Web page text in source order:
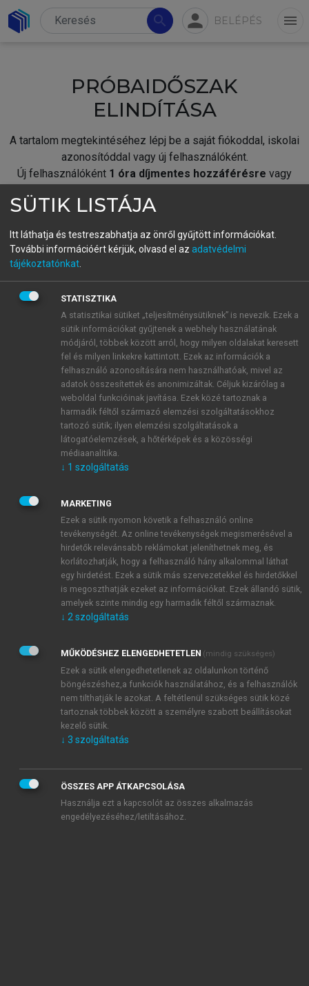
search person BELÉPÉS menu
PRÓBAIDŐSZAK
ELINDÍTÁSA
A tartalom megtekintéséhez lépj be a saját fiókoddal, iskolai
azonosítóddal vagy új felhasználóként.
Új felhasználóként 1 óra díjmentes hozzáférésre vagy
fiókoddal,vagy hozz létre új fiókot.
A regisztráció után apróbaidőszakautomatikusan
BELÉPÉS SAJÁT FIÓKKAL
ÚJ FIÓK LÉTREHOZÁSA
1 óra díjmentes hozzáférés
E-MAIL-CÍM
JELSZÓ
JELSZÓ ÚJRA
Kérek értesítést a MeRSZ újdonságairól, akcióiról.
Kérek értesítést az Akadémiai Kiadó Zrt. újdonságairól,
Adatkezelési tájékoztatóbanfoglaltakat tudomásul
veszem és elfogadom.
Általános vásárlási feltételeket, valamint a szotar.netés a
mersz.huoldalak licencszerződéseiben foglaltakat
tudomásul veszem és elfogadom.
KIPRÓBÁLOM
SÜTIK LISTÁJA
Itt láthatja és testreszabhatja az önről gyűjtött információkat.
További információért kérjük, olvasd el az adatvédelmi
tájékoztatónkat
STATISZTIKA
A statisztikai sütiket „teljesítménysütiknek” is nevezik. Ezek a
sütik információkat gyűjtenek a webhely használatának
módjáról, többek között arról, hogy milyen oldalakat keresett
fel és milyen linkekre kattintott. Ezek az információk a
felhasználó azonosítására nem használhatóak, mivel az
adatok összesítettek és anonimizáltak. Céljuk kizárólag a
weboldal funkcióinak javítása. Ezek közé tartoznak a
harmadik féltől származó elemzési szolgáltatásokhoz
tartozó sütik; ilyen elemzési szolgáltatások a
látogatóelemzések, a hőtérképek és a közösségi
médiaanalitika.
↓ 1 szolgáltatás
MARKETING
Ezek a sütik nyomon követik a felhasználó online
tevékenységét. Az online tevékenységek megismerésével a
hirdetők relevánsabb reklámokat jeleníthetnek meg, és
korlátozhatják, hogy a felhasználó hány alkalommal láthat
egy hirdetést. Ezek a sütik más szervezetekkel és hirdetőkkel
is megoszthatják ezeket az információkat. Ezek állandó sütik,
amelyek szinte mindig egy harmadik féltől származnak.
↓ 2 szolgáltatás
MŰKÖDÉSHEZ ELENGEDHETETLEN (mindig szükséges)
Ezek a sütik elengedhetetlenek az oldalunkon történő
böngészéshez,a funkciók használatához, és a felhasználók
nem tilthatják le azokat. A feltétlenül szükséges sütik közé
tartoznak többek között a személyre szabott beállításokat
kezelő sütik.
↓ 3 szolgáltatás
ÖSSZES APP ÁTKAPCSOLÁSA
Használja ezt a kapcsolót az összes alkalmazás
engedélyezéséhez/letiltásához.